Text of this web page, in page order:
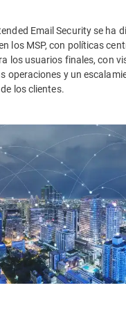
Email Security se ha
los MSP, con políticas
los usuarios finales, con
operaciones y un
los clientes.